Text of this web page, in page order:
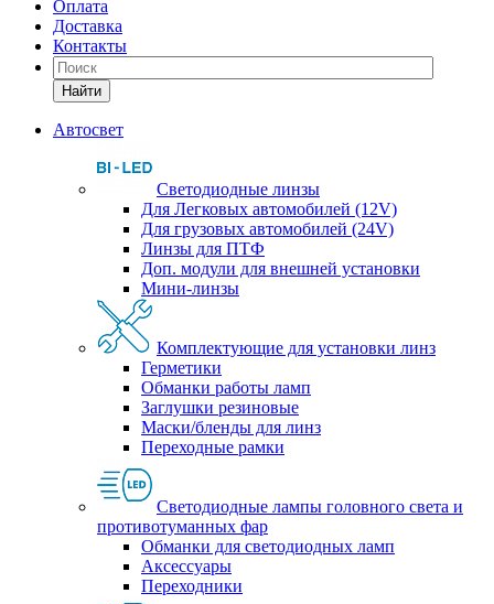
Оплата
Доставка
Контакты
Найти
Автосвет
Светодиодные линзы
Для Легковых автомобилей (12V)
Для грузовых автомобилей (24V)
Линзы для ПТФ
Доп. модули для внешней установки
Мини-линзы
Комплектующие для установки линз
Герметики
Обманки работы ламп
Заглушки резиновые
Маски/бленды для линз
Переходные рамки
Светодиодные лампы головного света и
противотуманных фар
Обманки для светодиодных ламп
Аксессуары
Переходники